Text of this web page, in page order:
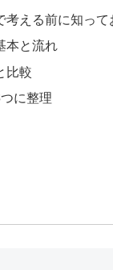
える前に知って
本と流れ
比較
に整理